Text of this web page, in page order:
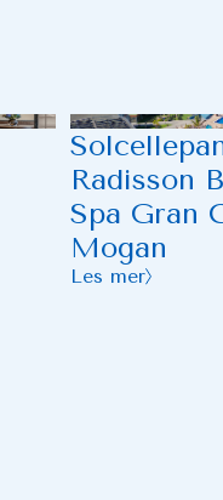
Radisson
Spa Gran
Mogan
Les mer